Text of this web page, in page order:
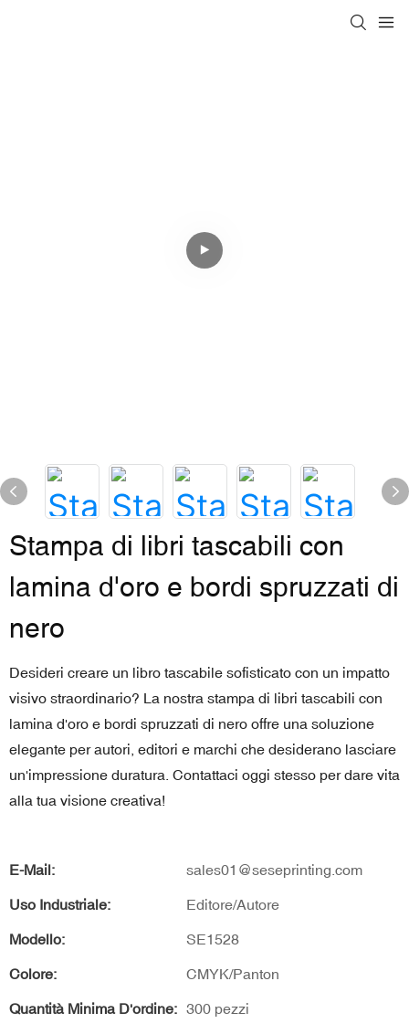
Stampa di libri tascabili con
lamina d'oro e bordi spruzzati di
nero
Desideri creare un libro tascabile sofisticato con un impatto
visivo straordinario? La nostra stampa di libri tascabili con
lamina d'oro e bordi spruzzati di nero offre una soluzione
elegante per autori, editori e marchi che desiderano lasciare
un'impressione duratura. Contattaci oggi stesso per dare vita
alla tua visione creativa!
E-Mail: sales01@seseprinting.com
Uso Industriale: Editore/Autore
Modello: SE1528
Colore: CMYK/Panton
Quantità Minima D'ordine: 300 pezzi